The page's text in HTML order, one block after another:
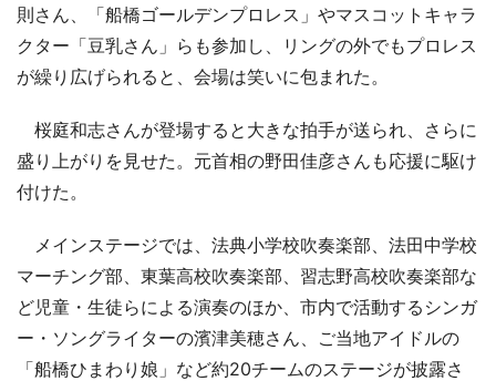
則さん、「船橋ゴールデンプロレス」やマスコットキャラ
クター「豆乳さん」らも参加し、リングの外でもプロレス
が繰り広げられると、会場は笑いに包まれた。
桜庭和志さんが登場すると大きな拍手が送られ、さらに
盛り上がりを見せた。元首相の野田佳彦さんも応援に駆け
付けた。
メインステージでは、法典小学校吹奏楽部、法田中学校
マーチング部、東葉高校吹奏楽部、習志野高校吹奏楽部な
ど児童・生徒らによる演奏のほか、市内で活動するシンガ
ー・ソングライターの濱津美穂さん、ご当地アイドルの
「船橋ひまわり娘」など約20チームのステージが披露さ